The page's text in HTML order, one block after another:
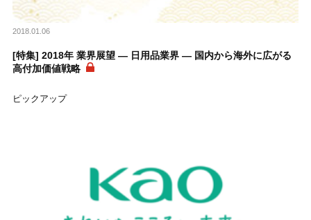
2018.01.06
[特集] 2018年 業界展望 ― 日用品業界 ― 国内から海外に広がる
高付加価値戦略
ピックアップ